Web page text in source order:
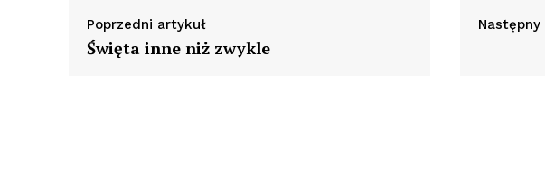
Poprzedni artykuł
Święta inne niż zwykle
Następny